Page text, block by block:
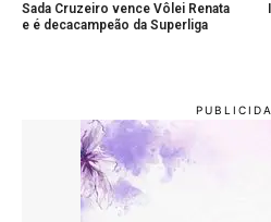
Sada Cruzeiro vence Vôlei Renata
e é decacampeão da Superliga